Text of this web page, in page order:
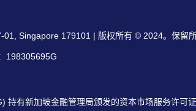
Singapore 179101 | 版权所有 © 2024。保留所
198305695G
持有新加坡金融管理局颁发的资本市场服务许可